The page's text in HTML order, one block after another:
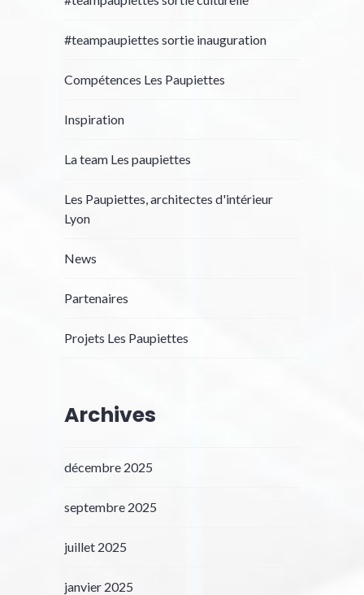
#teampaupiettes sortie inauguration
Compétences Les Paupiettes
Inspiration
La team Les paupiettes
Les Paupiettes, architectes d'intérieur
Lyon
News
Partenaires
Projets Les Paupiettes
Archives
décembre 2025
septembre 2025
juillet 2025
janvier 2025